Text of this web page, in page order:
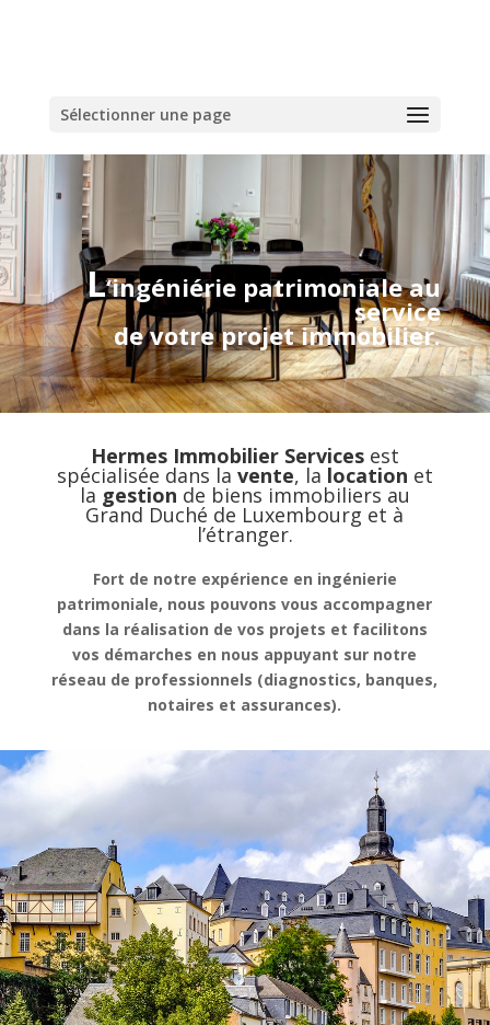
Sélectionner une page
L‘ingéniérie patrimoniale au
service
de votre projet immobilier.
Hermes Immobilier Servicesest
spécialisée dans la vente, la location et
la gestion de biens immobiliers au
Grand Duché de Luxembourg et à
l’étranger.
Fort de notre expérience en ingénierie
patrimoniale, nous pouvons vous accompagner
dans la réalisation de vos projets et facilitons
vos démarches en nous appuyant sur notre
réseau de professionnels (diagnostics, banques,
notaires et assurances).